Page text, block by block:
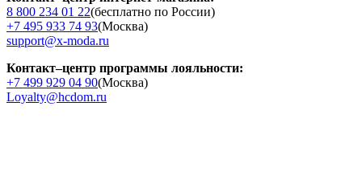
8 800 234 01 22(бесплатно по России)
+7 495 933 74 93(Москва)
support@x-moda.ru
Контакт–центр программы лояльности:
+7 499 929 04 90(Москва)
Loyalty@hcdom.ru